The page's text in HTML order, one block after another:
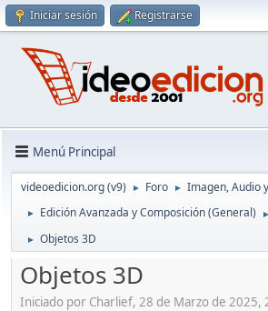
Iniciar sesión Registrarse
Menú Principal
videoedicion.org (v9) ► Foro ► Imagen, Audio
► Edición Avanzada y Composición (General) ►
► Objetos 3D
Objetos 3D
Iniciado por Charlief, 28 de Marzo de 2025,